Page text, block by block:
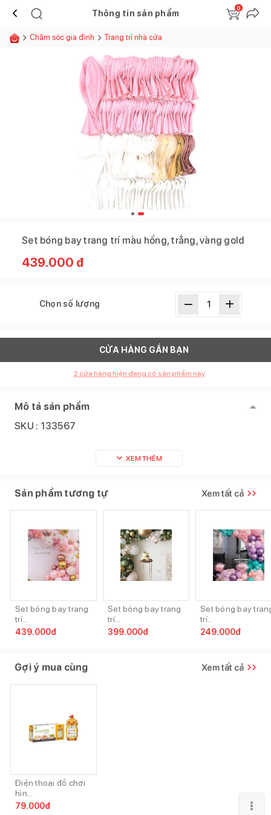
Thông tin sản phẩm
0
Chăm sóc gia đình Trang trí nhà cửa
Set bóng bay trang trí màu hồng, trắng, vàng gold
439.000 đ
Chọn số lượng
CỬA HÀNG GẦN BẠN
2 cửa hàng hiện đang có sản phẩm này
Mô tả sản phẩm
SKU : 133567
XEM THÊM
Sản phẩm tương tự Xem tất cả
Set bóng bay trang
trí...
439.000đ
Set bóng bay trang
trí...
399.000đ
Set bóng bay
trí...
249.000đ
Gợi ý mua cùng Xem tất cả
Điện thoại đồ chơi
hìn...
79.000đ